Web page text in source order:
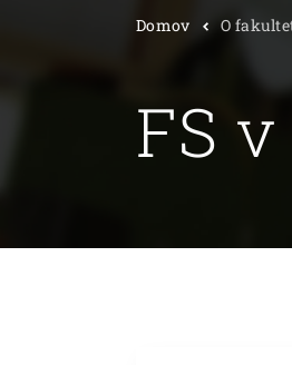
Domov O
FS